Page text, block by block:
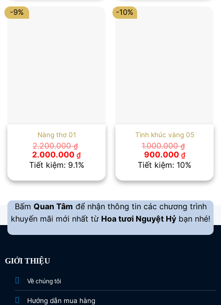
-9%
Nàng thơ 01
2.200.000₫
Giá
gốc
là:
2.000.000 ₫Giá
hiện
tại
2.000.000 ₫.
Tiết kiệm: 9.1%
-10%
Tình khúc vàng 05
1.000.000₫
Giá
gốc
là:
900.000 ₫Giá
hiện
tại
900.000
Tiết kiệm: 10%
Bấm Quan Tâm để nhận thông tin các chương trình
khuyến mãi mới nhất từ Hoa tươi Nguyệt Hỷ bạn nhé!
GIỚI THIỆU
Về chúng tôi
Hướng dẫn mua hàng